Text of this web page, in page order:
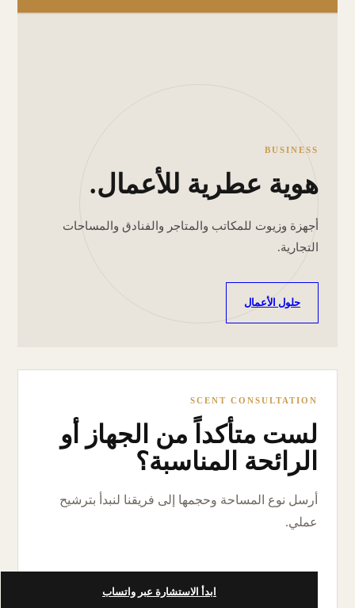
BUSINESS
هوية عطرية للأعمال.
أجهزة وزيوت للمكاتب والمتاجر والفنادق والمساحات
التجارية.
حلول الأعمال
SCENT CONSULTATION
لست متأكداً من الجهاز أو
الرائحة المناسبة؟
أرسل نوع المساحة وحجمها إلى فريقنا لنبدأ بترشيح
عملي.
ابدأ الاستشارة عبر واتساب